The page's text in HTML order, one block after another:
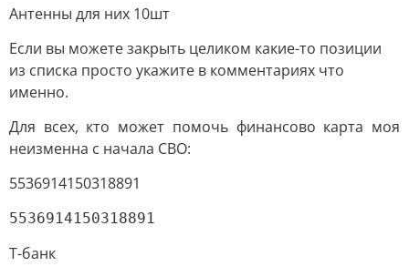
Антенны для них 10шт
Если вы можете закрыть целиком какие-то позиции
из списка просто укажите в комментариях что
именно.
Для всех, кто может помочь финансово карта моя
неизменна с начала СВО:
5536914150318891
5536914150318891
Т-банк